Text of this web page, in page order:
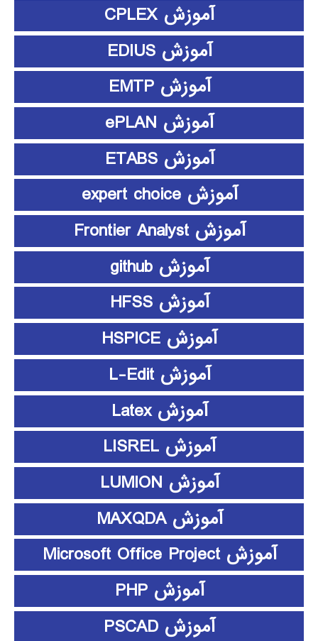
آموزش CPLEX
آموزش EDIUS
آموزش EMTP
آموزش ePLAN
آموزش ETABS
آموزش expert choice
آموزش Frontier Analyst
آموزش github
آموزش HFSS
آموزش HSPICE
آموزش L-Edit
آموزش Latex
آموزش LISREL
آموزش LUMION
آموزش MAXQDA
آموزش Microsoft Office Project
آموزش PHP
آموزش PSCAD